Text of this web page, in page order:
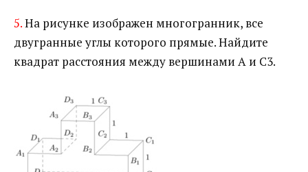
5.На рисунке изображен многогранник, все
двугранные углы которого прямые. Найдите
квадрат расстояния между вершинами А и С3.